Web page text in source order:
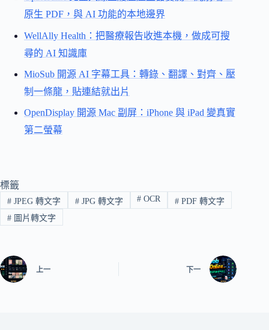
原生 PDF，與 AI 功能的本地邊界
WellAlly Health：把醫療報告收進本機，做成可搜
尋的 AI 知識庫
MioSub 開源 AI 字幕工具：轉錄、翻譯、對齊、壓
制一條龍，貼連結就出片
OpenDisplay 開源 Mac 副屏：iPhone 與 iPad 變真實
第二螢幕
標籤
#JPEG 轉文字 #JPG 轉文字 # OCR # PDF 轉文字
#圖片轉文字
上一 下一